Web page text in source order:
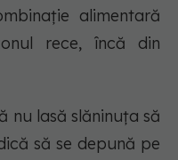
alimentară
rece, încă din
nu lasă slăninuța să
să se depună pe